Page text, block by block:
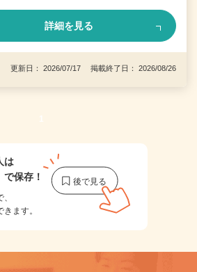
詳細を見る
更新日： 2026/07/17 掲載終了日： 2026/08/26
1
は
で保存！
ます。